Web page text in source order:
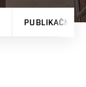
PUBLIKAČNÍ